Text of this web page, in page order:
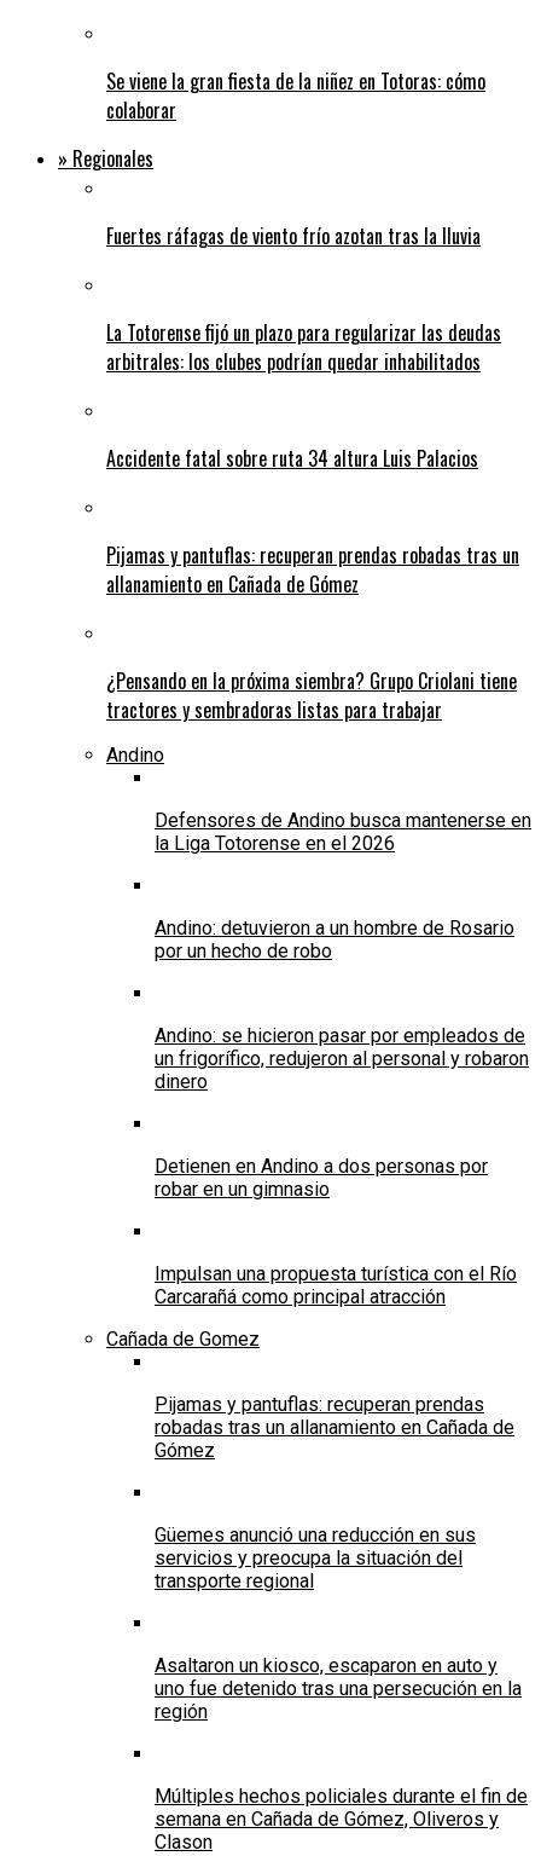
Se viene la gran fiesta de la niñez en Totoras: cómo
colaborar
» Regionales
Fuertes ráfagas de viento frío azotan tras la lluvia
La Totorense fijó un plazo para regularizar las deudas
arbitrales: los clubes podrían quedar inhabilitados
Accidente fatal sobre ruta 34 altura Luis Palacios
Pijamas y pantuflas: recuperan prendas robadas tras un
allanamiento en Cañada de Gómez
¿Pensando en la próxima siembra? Grupo Criolani tiene
tractores y sembradoras listas para trabajar
Andino
Defensores de Andino busca mantenerse en
la Liga Totorense en el 2026
Andino: detuvieron a un hombre de Rosario
por un hecho de robo
Andino: se hicieron pasar por empleados de
un frigorífico, redujeron al personal y robaron
dinero
Detienen en Andino a dos personas por
robar en un gimnasio
Impulsan una propuesta turística con el Río
Carcarañá como principal atracción
Cañada de Gomez
Pijamas y pantuflas: recuperan prendas
robadas tras un allanamiento en Cañada de
Gómez
Güemes anunció una reducción en sus
servicios y preocupa la situación del
transporte regional
Asaltaron un kiosco, escaparon en auto y
uno fue detenido tras una persecución en la
región
Múltiples hechos policiales durante el fin de
semana en Cañada de Gómez, Oliveros y
Clason